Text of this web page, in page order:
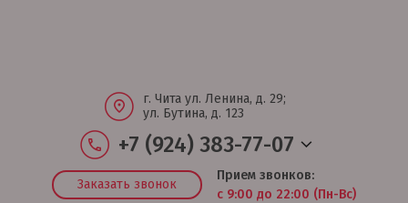
г. Чита ул. Ленина, д. 29;
ул. Бутина, д. 123
+7 (924) 383-77-07
Заказать звонок
Прием звонков:
с 9:00 до 22:00 (Пн-Вс)